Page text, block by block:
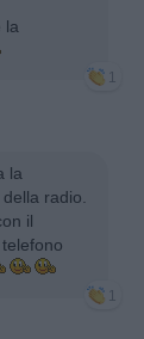
la
1
la
radio.
il
1